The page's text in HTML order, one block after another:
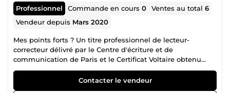
Professionnel Commande en cours0 Ventes au total6
Vendeur depuis Mars 2020
Mes points forts ? Un titre professionnel de lecteur-
correcteur délivré par le Centre d'écriture et de
communication de Paris et le Certificat Voltaire obtenu
avec le score de 1000/1000. Je vous propose mes services
en relecture et correction pour tous vos écrits : romans ;
articles ; mémoires ; thèses ; rapports de stages ; comptes-
Contacter le vendeur